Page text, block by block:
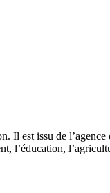
Il est issu de
l’éducation,